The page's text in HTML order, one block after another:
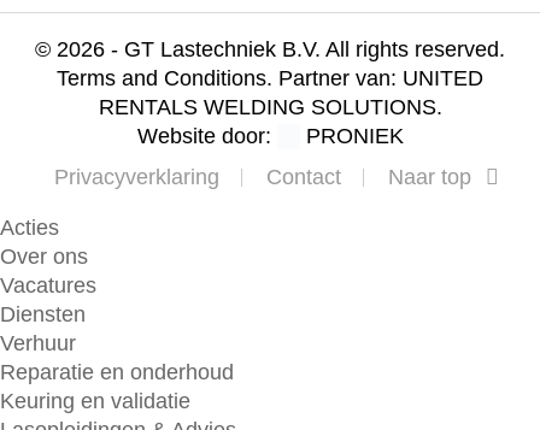
© 2026 - GT Lastechniek B.V. All rights reserved.
Terms and Conditions. Partner van: UNITED
RENTALS WELDING SOLUTIONS.
Website door:
PRONIEK
Privacyverklaring
Contact Naar top
Acties
Over ons
Vacatures
Diensten
Verhuur
Reparatie en onderhoud
Keuring en validatie